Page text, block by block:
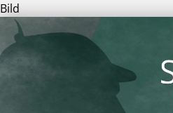
Bild